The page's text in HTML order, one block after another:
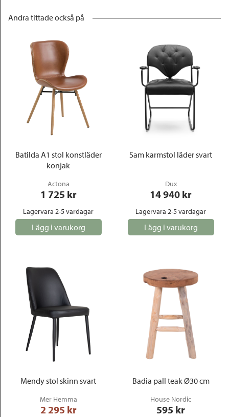
Andra tittade också på
Batilda A1 stol konstläder
konjak
Actona
1 725 kr
Lagervara 2-5 vardagar
Lägg i varukorg
Sam karmstol läder svart
Dux
14 940 kr
Lagervara 2-5 vardagar
Lägg i varukorg
Mendy stol skinn svart
Mer Hemma
2 295 kr
Badia pall teak Ø30 cm
House Nordic
595 kr